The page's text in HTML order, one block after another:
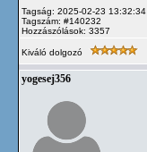
Tagság: 2025-02-23 13:32:34
Tagszám: #140232
Hozzászólások: 3357
Kiváló dolgozó
yogesej356